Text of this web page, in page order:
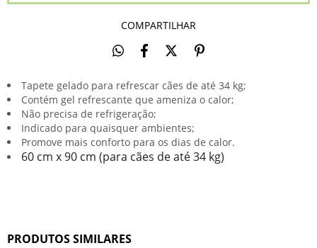
COMPARTILHAR
Tapete gelado para refrescar cães de até 34 kg;
Contém gel refrescante que ameniza o calor;
Não precisa de refrigeração;
Indicado para quaisquer ambientes;
Promove mais conforto para os dias de calor.
60 cm x 90 cm (para cães de até 34 kg)
PRODUTOS SIMILARES